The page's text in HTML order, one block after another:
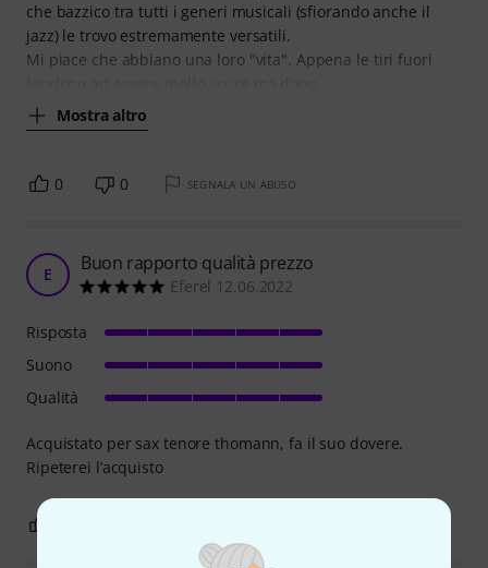
che bazzico tra tutti i generi musicali (sfiorando anche il
jazz) le trovo estremamente versatili.
Mi piace che abbiano una loro "vita". Appena le tiri fuori
Mostra altro
0 0 SEGNALA UN ABUSO
E Buon rapporto qualità prezzo
Eferel 12.06.2022
Acquistato per sax tenore thomann, fa il suo dovere.
Ripeterei l’acquisto
Risposta
Suono
Qualità